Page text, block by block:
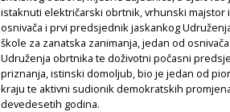
istaknuti električarski obrtnik, vrhunski
osnivača i prvi predsjednik jaskankog
škole za zanatska zanimanja, jedan od
Udruženja obrtnika te doživotni počasni
priznanja, istinski domoljub, bio je jedan od
kraju te aktivni sudionik demokratskih
devedesetih godina.